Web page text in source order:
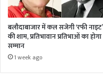
बलौदाबाजार में कल सजेगी ‘रफी नाइट’
की शाम, प्रतिभावान प्रतिभाओं का होगा
सम्मान
1 week ago